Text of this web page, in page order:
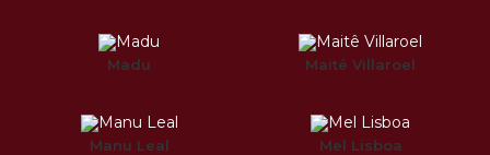
Madu Maitê Villaroel
Manu Leal Mel Lisboa